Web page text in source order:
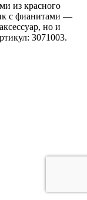
из красного
с фианитами —
но и
3071003.